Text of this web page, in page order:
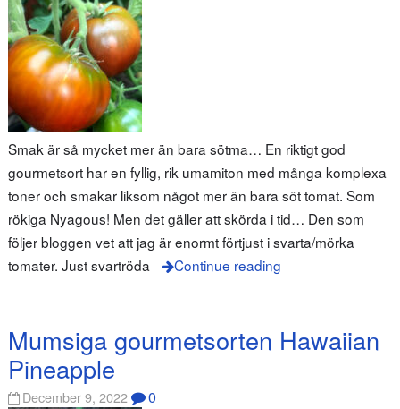
Smak är så mycket mer än bara sötma… En riktigt god
gourmetsort har en fyllig, rik umamiton med många komplexa
toner och smakar liksom något mer än bara söt tomat. Som
rökiga Nyagous! Men det gäller att skörda i tid… Den som
följer bloggen vet att jag är enormt förtjust i svarta/mörka
tomater. Just svartröda
Continue reading
Mumsiga gourmetsorten Hawaiian
Pineapple
December 9, 2022 0